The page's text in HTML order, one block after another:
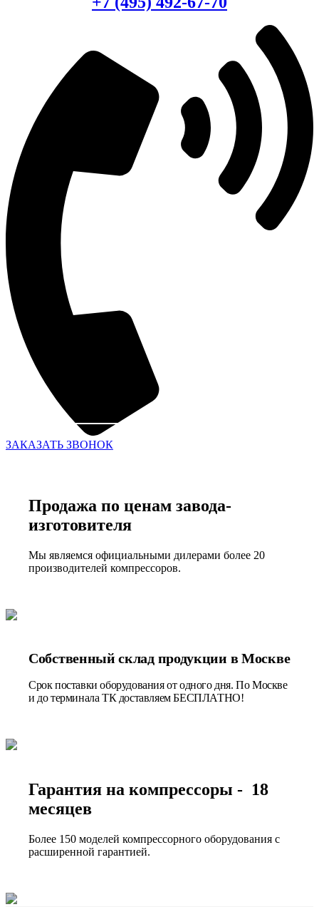
ЗАКАЗАТЬ ЗВОНОК
Продажа по ценам завода-
изготовителя
Мы являемся официальными дилерами более 20
производителей компрессоров.
Собственный склад продукции в Москве
Срок поставки оборудования от одного дня. По Москве
и до терминала ТК доставляем БЕСПЛАТНО!
Гарантия на компрессоры - 18
месяцев
Более 150 моделей компрессорного оборудования с
расширенной гарантией.